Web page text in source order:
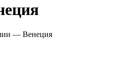
— Венеция